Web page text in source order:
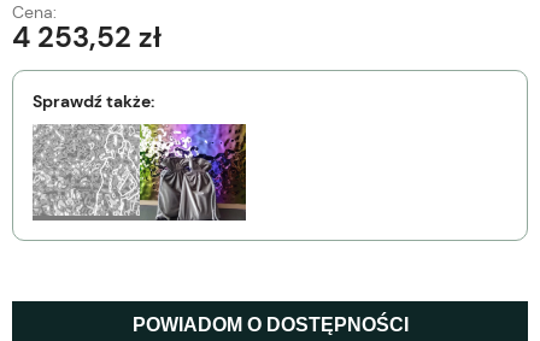
Cena:
4 253,52 zł
Sprawdź także:
POWIADOM O DOSTĘPNOŚCI